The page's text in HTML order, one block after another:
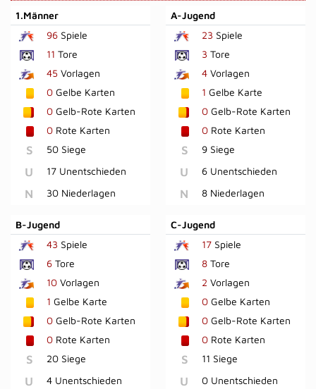
1.Männer
96 Spiele
11 Tore
45 Vorlagen
0 Gelbe Karten
0 Gelb-Rote Karten
0 Rote Karten
S 50 Siege
U 17 Unentschieden
N 30 Niederlagen
A-Jugend
23 Spiele
3 Tore
4Vorlagen
1 Gelbe Karte
0Gelb-Rote Karten
0Rote Karten
S 9 Siege
U 6 Unentschieden
N 8 Niederlagen
B-Jugend
43 Spiele
6 Tore
10 Vorlagen
1 Gelbe Karte
0 Gelb-Rote Karten
0 Rote Karten
S 20 Siege
U 4 Unentschieden
C-Jugend
17Spiele
8Tore
2 Vorlagen
0Gelbe Karten
0Gelb-Rote Karten
0Rote Karten
S 11 Siege
U 0 Unentschieden